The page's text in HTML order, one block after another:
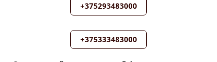
+375293483000
+375333483000